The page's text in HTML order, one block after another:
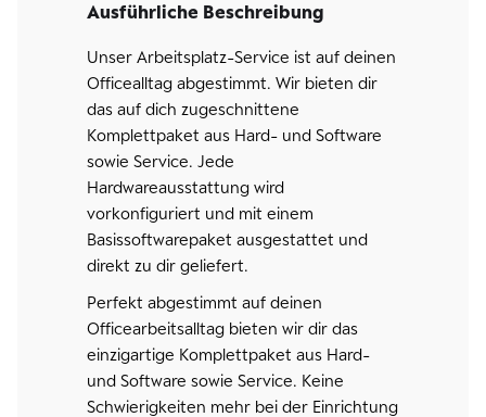
Ausführliche Beschreibung
Unser Arbeitsplatz-Service ist auf deinen
Officealltag abgestimmt. Wir bieten dir
das auf dich zugeschnittene
Komplettpaket aus Hard- und Software
sowie Service. Jede
Hardwareausstattung wird
vorkonfiguriert und mit einem
Basissoftwarepaket ausgestattet und
direkt zu dir geliefert.
Perfekt abgestimmt auf deinen
Officearbeitsalltag bieten wir dir das
einzigartige Komplettpaket aus Hard-
und Software sowie Service. Keine
Schwierigkeiten mehr bei der Einrichtung